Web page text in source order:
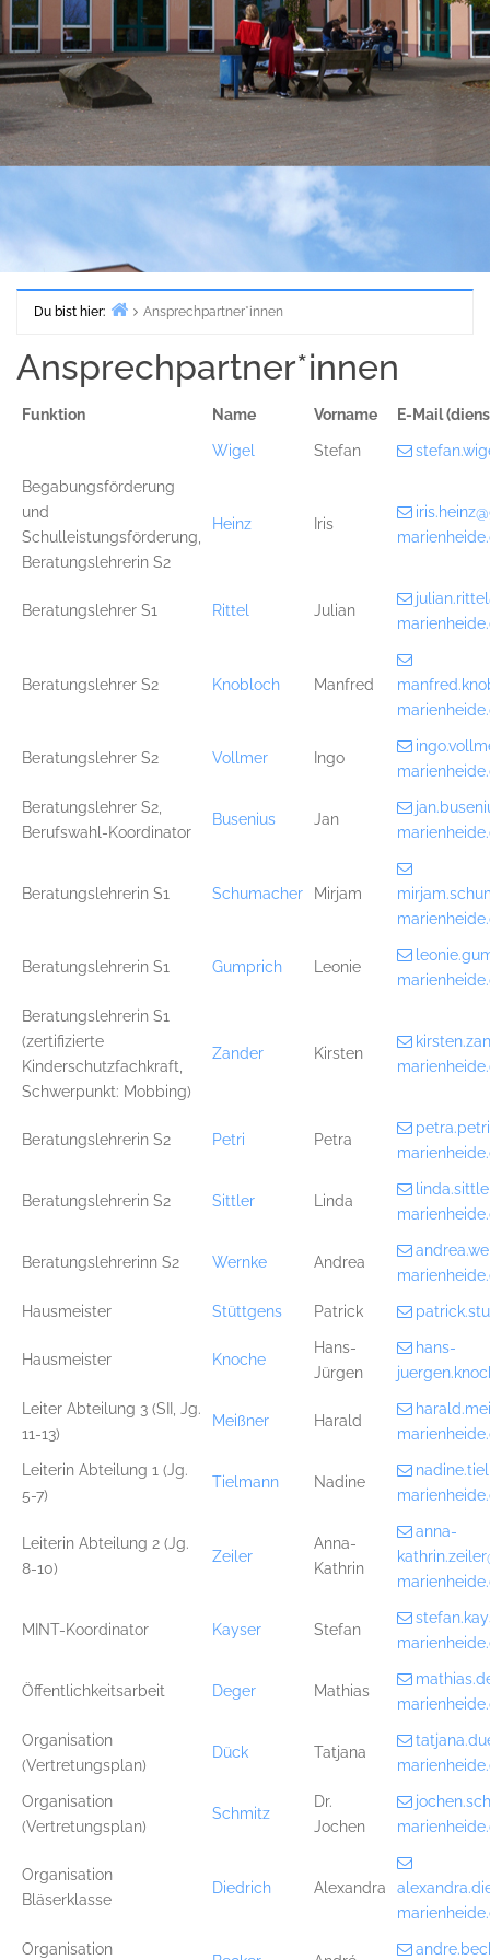
Du bist hier:
Ansprechpartner*innen
Ansprechpartner*innen
Funktion Name Vorname E-Mail
Wigel Stefan
Begabungsförderung
und
Schulleistungsförderung,
Beratungslehrerin S2
Heinz Iris
Beratungslehrer S1 Rittel Julian
Beratungslehrer S2 Knobloch Manfred
Beratungslehrer S2 Vollmer Ingo
Beratungslehrer S2,
Berufswahl-Koordinator
Busenius Jan
Beratungslehrerin S1 Schumacher Mirjam
Beratungslehrerin S1 Gumprich Leonie
Beratungslehrerin S1
(zertifizierte
Kinderschutzfachkraft,
Schwerpunkt: Mobbing)
Zander Kirsten
Beratungslehrerin S2 Petri Petra
Beratungslehrerin S2 Sittler Linda
Beratungslehrerinn S2 Wernke Andrea
Hausmeister Stüttgens Patrick
Hausmeister Knoche
Hans-
Jürgen
hans-
Leiter Abteilung 3 (SII, Jg.
11-13)
Meißner Harald
Leiterin Abteilung 1 (Jg.
5-7)
Tielmann Nadine
Leiterin Abteilung 2 (Jg.
8-10)
Zeiler
Anna-
Kathrin
anna-
MINT-Koordinator Kayser Stefan
Öffentlichkeitsarbeit Deger Mathias
Organisation
(Vertretungsplan)
Dück Tatjana
Organisation
(Vertretungsplan)
Schmitz
Dr.
Jochen
Organisation
Bläserklasse
Diedrich Alexandra
Organisation